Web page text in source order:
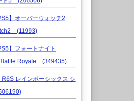
】オーバーウォッチ2
(11993)
】フォートナイト
Battle Royale (349435)
R6S レインボーシックス シ